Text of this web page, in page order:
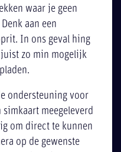
waar je geen
aan een
In ons geval hing
zo min mogelijk
ondersteuning voor
meegeleverd
om direct te kunnen
op de gewenste